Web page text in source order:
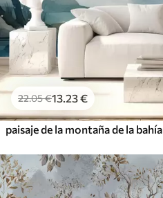
22.05€13 .23€
paisaje de la montaña de la bahía